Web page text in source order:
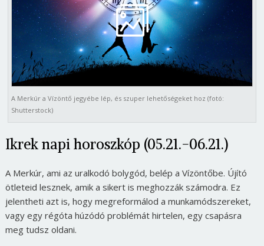
A Merkúr a Vízöntő jegyébe lép, és szuper lehetőségeket hoz (fotó:
Shutterstock)
Ikrek napi horoszkóp (05.21.-06.21.)
A Merkúr, ami az uralkodó bolygód, belép a Vízöntőbe. Újító
ötleteid lesznek, amik a sikert is meghozzák számodra. Ez
jelentheti azt is, hogy megreformálod a munkamódszereket,
vagy egy régóta húzódó problémát hirtelen, egy csapásra
meg tudsz oldani.